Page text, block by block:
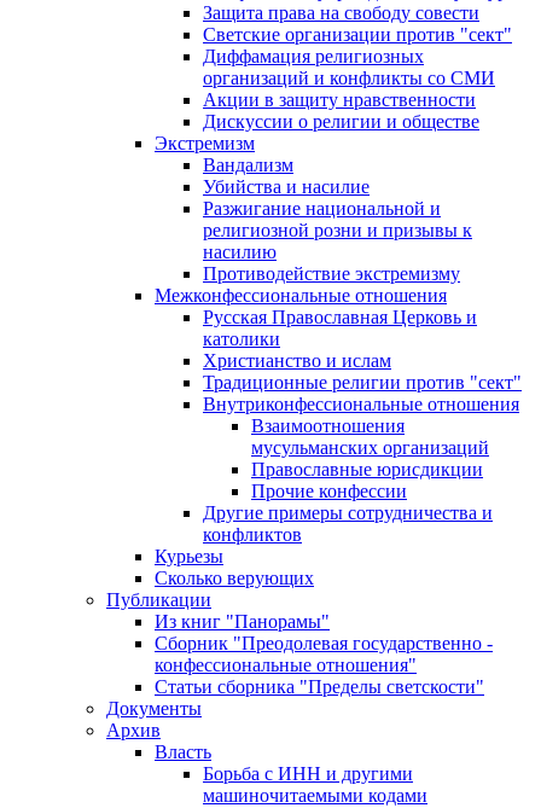
Защита права на свободу совести
Светские организации против "сект"
Диффамация религиозных
организаций и конфликты со СМИ
Акции в защиту нравственности
Дискуссии о религии и обществе
Экстремизм
Вандализм
Убийства и насилие
Разжигание национальной и
религиозной розни и призывы к
насилию
Противодействие экстремизму
Межконфессиональные отношения
Русская Православная Церковь и
католики
Христианство и ислам
Традиционные религии против "сект"
Внутриконфессиональные отношения
Взаимоотношения
мусульманских организаций
Православные юрисдикции
Прочие конфессии
Другие примеры сотрудничества и
конфликтов
Курьезы
Сколько верующих
Публикации
Из книг "Панорамы"
Сборник "Преодолевая государственно -
конфессиональные отношения"
Статьи сборника "Пределы светскости"
Документы
Архив
Власть
Борьба с ИНН и другими
машиночитаемыми кодами